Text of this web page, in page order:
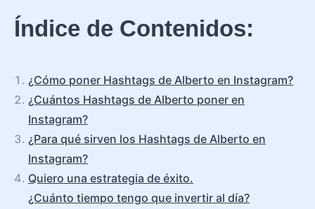
Índice de Contenidos:
¿Cómo poner Hashtags de Alberto en Instagram?
¿Cuántos Hashtags de Alberto poner en
Instagram?
¿Para qué sirven los Hashtags de Alberto en
Instagram?
Quiero una estrategia de éxito.
¿Cuánto tiempo tengo que invertir al día?